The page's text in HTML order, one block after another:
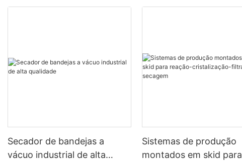
Secador de bandejas a
vácuo industrial de alta
Sistemas de produção
montados em skid para